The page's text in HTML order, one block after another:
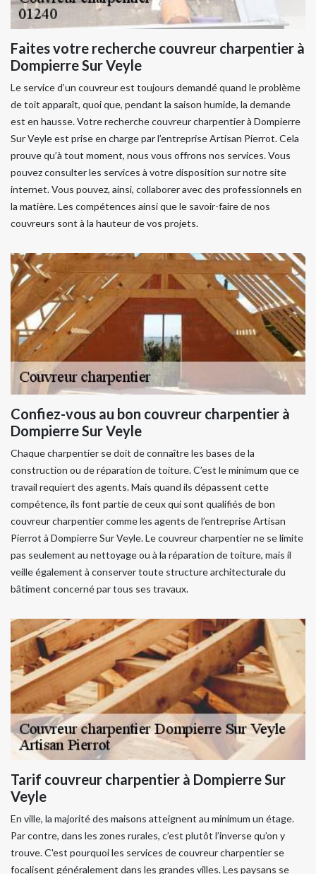
Faites votre recherche couvreur charpentier à
Dompierre Sur Veyle
Le service d’un couvreur est toujours demandé quand le problème
de toit apparaît, quoi que, pendant la saison humide, la demande
est en hausse. Votre recherche couvreur charpentier à Dompierre
Sur Veyle est prise en charge par l’entreprise Artisan Pierrot. Cela
prouve qu’à tout moment, nous vous offrons nos services. Vous
pouvez consulter les services à votre disposition sur notre site
internet. Vous pouvez, ainsi, collaborer avec des professionnels en
la matière. Les compétences ainsi que le savoir-faire de nos
couvreurs sont à la hauteur de vos projets.
Confiez-vous au bon couvreur charpentier à
Dompierre Sur Veyle
Chaque charpentier se doit de connaître les bases de la
construction ou de réparation de toiture. C’est le minimum que ce
travail requiert des agents. Mais quand ils dépassent cette
compétence, ils font partie de ceux qui sont qualifiés de bon
couvreur charpentier comme les agents de l’entreprise Artisan
Pierrot à Dompierre Sur Veyle. Le couvreur charpentier ne se limite
pas seulement au nettoyage ou à la réparation de toiture, mais il
veille également à conserver toute structure architecturale du
bâtiment concerné par tous ses travaux.
Tarif couvreur charpentier à Dompierre Sur
Veyle
En ville, la majorité des maisons atteignent au minimum un étage.
Par contre, dans les zones rurales, c’est plutôt l’inverse qu’on y
trouve. C'est pourquoi les services de couvreur charpentier se
focalisent généralement dans les grandes villes. Les paysans se